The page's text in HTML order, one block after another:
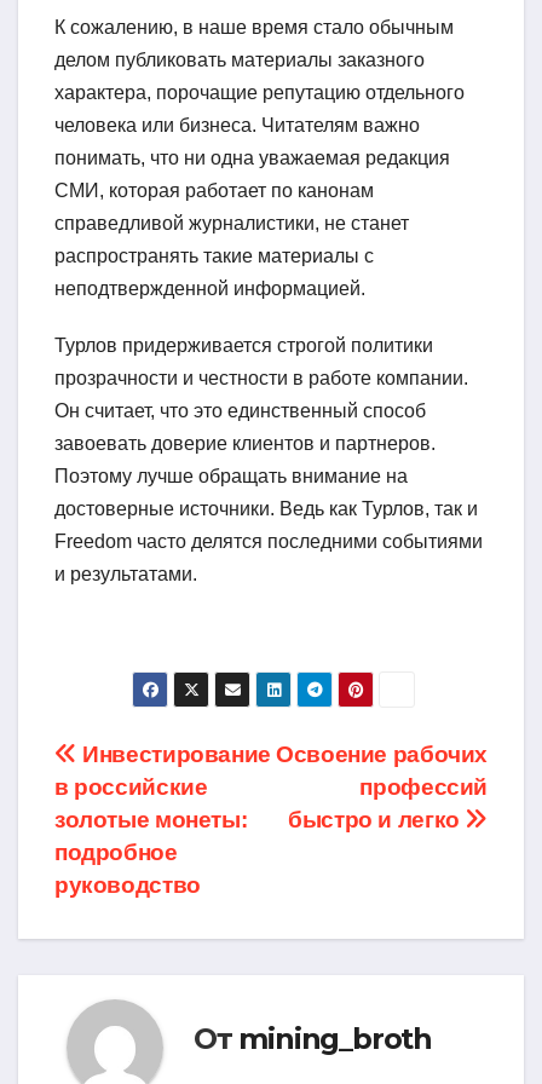
К сожалению, в наше время стало обычным
делом публиковать материалы заказного
характера, порочащие репутацию отдельного
человека или бизнеса. Читателям важно
понимать, что ни одна уважаемая редакция
СМИ, которая работает по канонам
справедливой журналистики, не станет
распространять такие материалы с
неподтвержденной информацией.
Турлов придерживается строгой политики
прозрачности и честности в работе компании.
Он считает, что это единственный способ
завоевать доверие клиентов и партнеров.
Поэтому лучше обращать внимание на
достоверные источники. Ведь как Турлов, так и
Freedom часто делятся последними событиями
и результатами.
Навигация
по
записям
Освоение рабочих
профессий
быстро и легко
Инвестирование
в российские
золотые монеты:
подробное
руководство
От mining_broth